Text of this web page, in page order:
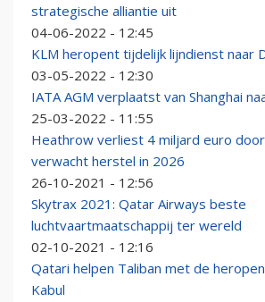
strategische alliantie uit
04-06-2022 - 12:45
KLM heropent tijdelijk lijndienst naar
03-05-2022 - 12:30
IATA AGM verplaatst van Shanghai
25-03-2022 - 11:55
Heathrow verliest 4 miljard euro
verwacht herstel in 2026
26-10-2021 - 12:56
Skytrax 2021: Qatar Airways beste
luchtvaartmaatschappij ter wereld
02-10-2021 - 12:16
Qatari helpen Taliban met de
Kabul